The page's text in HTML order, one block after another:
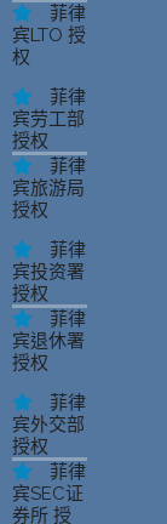
菲律
宾LTO 授
权
菲律
宾劳工部
授权
菲律
宾旅游局
授权
菲律
宾投资署
授权
菲律
宾退休署
授权
菲律
宾外交部
授权
菲律
宾SEC证
券所 授